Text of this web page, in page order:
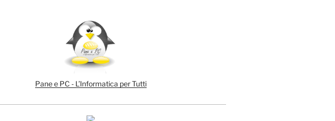
Pane e PC - L’Informatica per Tutti